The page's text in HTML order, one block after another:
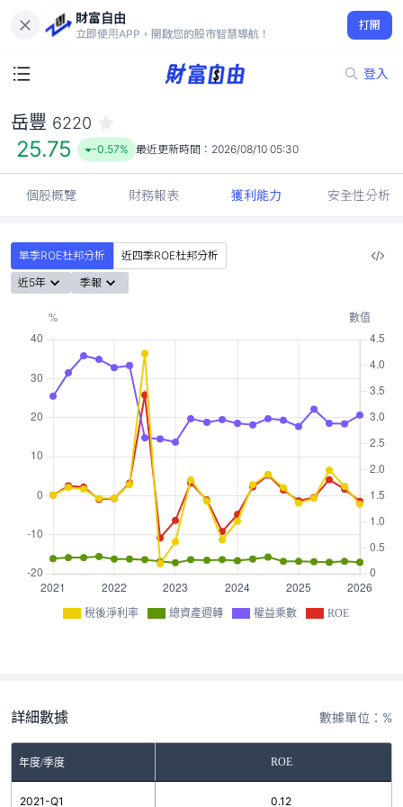
財富自由
立即使用APP，開啟您的股市智慧導航！
打開
登入
25.75
-0.57%
岳豐 6220
25.75 -0.57% 最近更新時間： 2026/08/10 05:30
個股概覽 財務報表 獲利能力 安全性分析
單季ROE杜邦分析
近四季ROE杜邦分析
近5年
季報
稅後淨利率 總資產週轉 權益乘數 ROE
詳細數據 數據單位：%
年度/季度 ROE
2021-Q1 0.12